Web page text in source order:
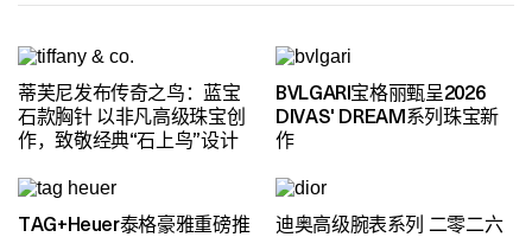
蒂芙尼发布传奇之鸟：蓝宝
石款胸针 以非凡高级珠宝创
作，致敬经典“石上鸟”设计
BVLGARI宝格丽甄呈2026
DIVAS' DREAM系列珠宝新
作
TAG+Heuer泰格豪雅重磅推
迪奥高级腕表系列 二零二六